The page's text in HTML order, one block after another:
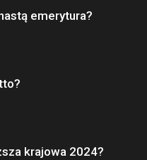
emerytura?
krajowa 2024?